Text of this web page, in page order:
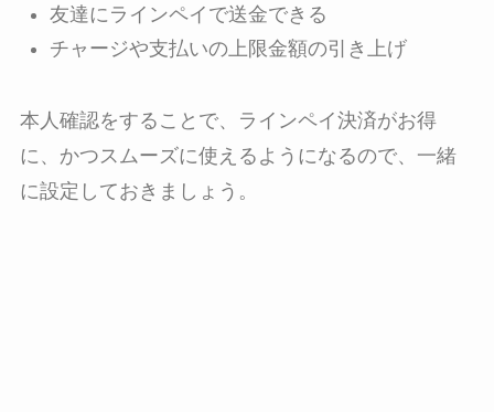
友達にラインペイで送金できる
チャージや支払いの上限金額の引き上げ
本人確認をすることで、ラインペイ決済がお得
に、かつスムーズに使えるようになるので、一緒
に設定しておきましょう。